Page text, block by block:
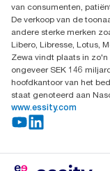
van consumenten,
De verkoop van de
andere sterke merken
Libero, Libresse, Lotus,
Zewa vindt plaats in
ongeveer SEK 146
hoofdkantoor van het
staat genoteerd aan
www.essity.com